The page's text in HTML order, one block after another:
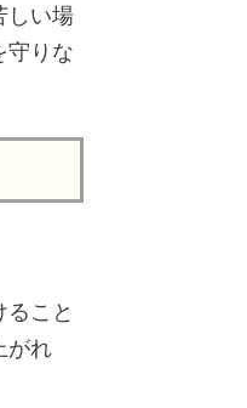
しい場
守りな
ること
がれ